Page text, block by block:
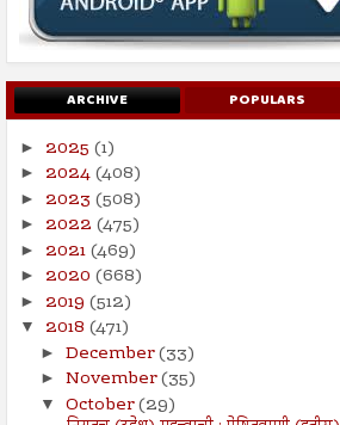
ARCHIVE POPULARS
► 2025 (1)
► 2024(408)
► 2023 (508)
► 2022 (475)
► 2021(469)
► 2020 (668)
► 2019 (512)
▼ 2018 (471)
► December(33)
► November(35)
▼ October(29)